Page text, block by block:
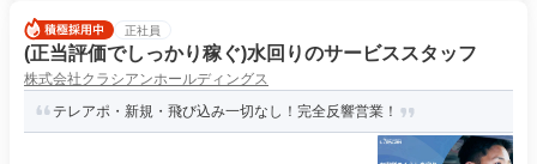
正社員
(正当評価でしっかり稼ぐ)水回りのサービススタッフ
株式会社クラシアンホールディングス
テレアポ・新規・飛び込み一切なし！完全反響営業！